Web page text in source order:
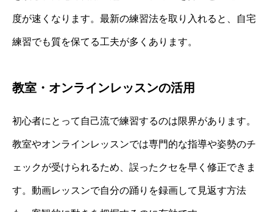
度が速くなります。最新の練習法を取り入れると、自宅
練習でも質を保てる工夫が多くあります。
教室・オンラインレッスンの活用
初心者にとって自己流で練習するのは限界があります。
教室やオンラインレッスンでは専門的な指導や姿勢のチ
ェックが受けられるため、誤ったクセを早く修正できま
す。動画レッスンで自分の踊りを録画して見返す方法